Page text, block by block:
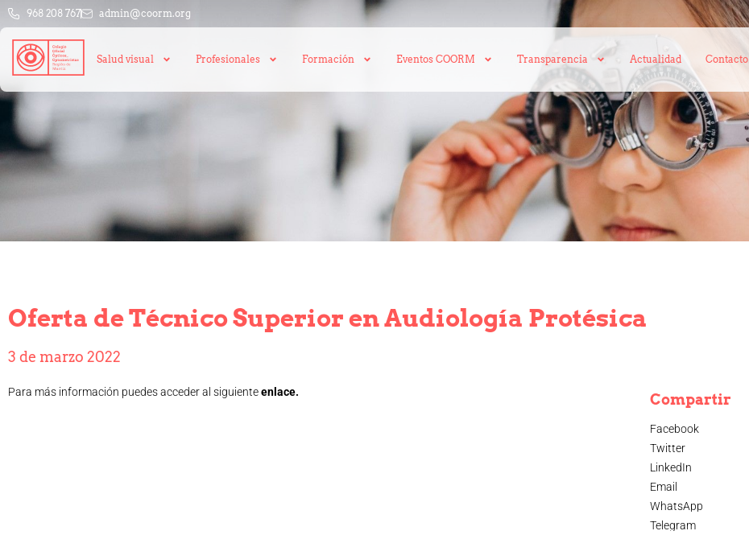
968 208 767 admin@coorm.org
Salud visual Profesionales Formación Eventos COORM Transparencia Actualidad Contacto
Oferta de Técnico Superior en Audiología Protésica
3 de marzo 2022
Para más información puedes acceder al siguienteenlace. Compartir
Facebook
Twitter
LinkedIn
Email
WhatsApp
Telegram